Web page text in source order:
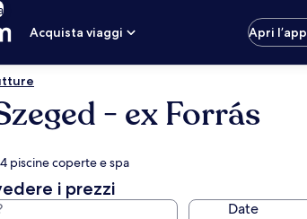
Acquista viaggi
Apri l’app
- ex Forrás
piscine coperte e spa
i prezzi
Date